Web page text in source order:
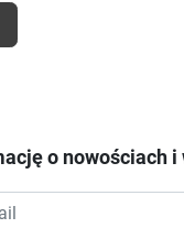
o nowościach i